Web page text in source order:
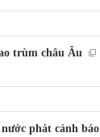
trùm châu Âu
phát cảnh báo